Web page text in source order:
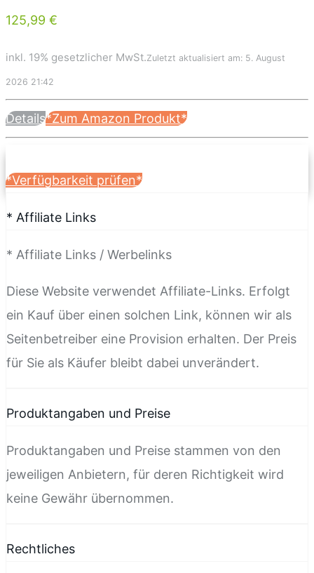
125,99 €
inkl. 19% gesetzlicher MwSt.Zuletzt aktualisiert am: 5. August
2026 21:42
Details*Zum Amazon Produkt*
*Verfügbarkeit prüfen*
* Affiliate Links
* Affiliate Links / Werbelinks
Diese Website verwendet Affiliate-Links. Erfolgt
ein Kauf über einen solchen Link, können wir als
Seitenbetreiber eine Provision erhalten. Der Preis
für Sie als Käufer bleibt dabei unverändert.
Produktangaben und Preise
Produktangaben und Preise stammen von den
jeweiligen Anbietern, für deren Richtigkeit wird
keine Gewähr übernommen.
Rechtliches